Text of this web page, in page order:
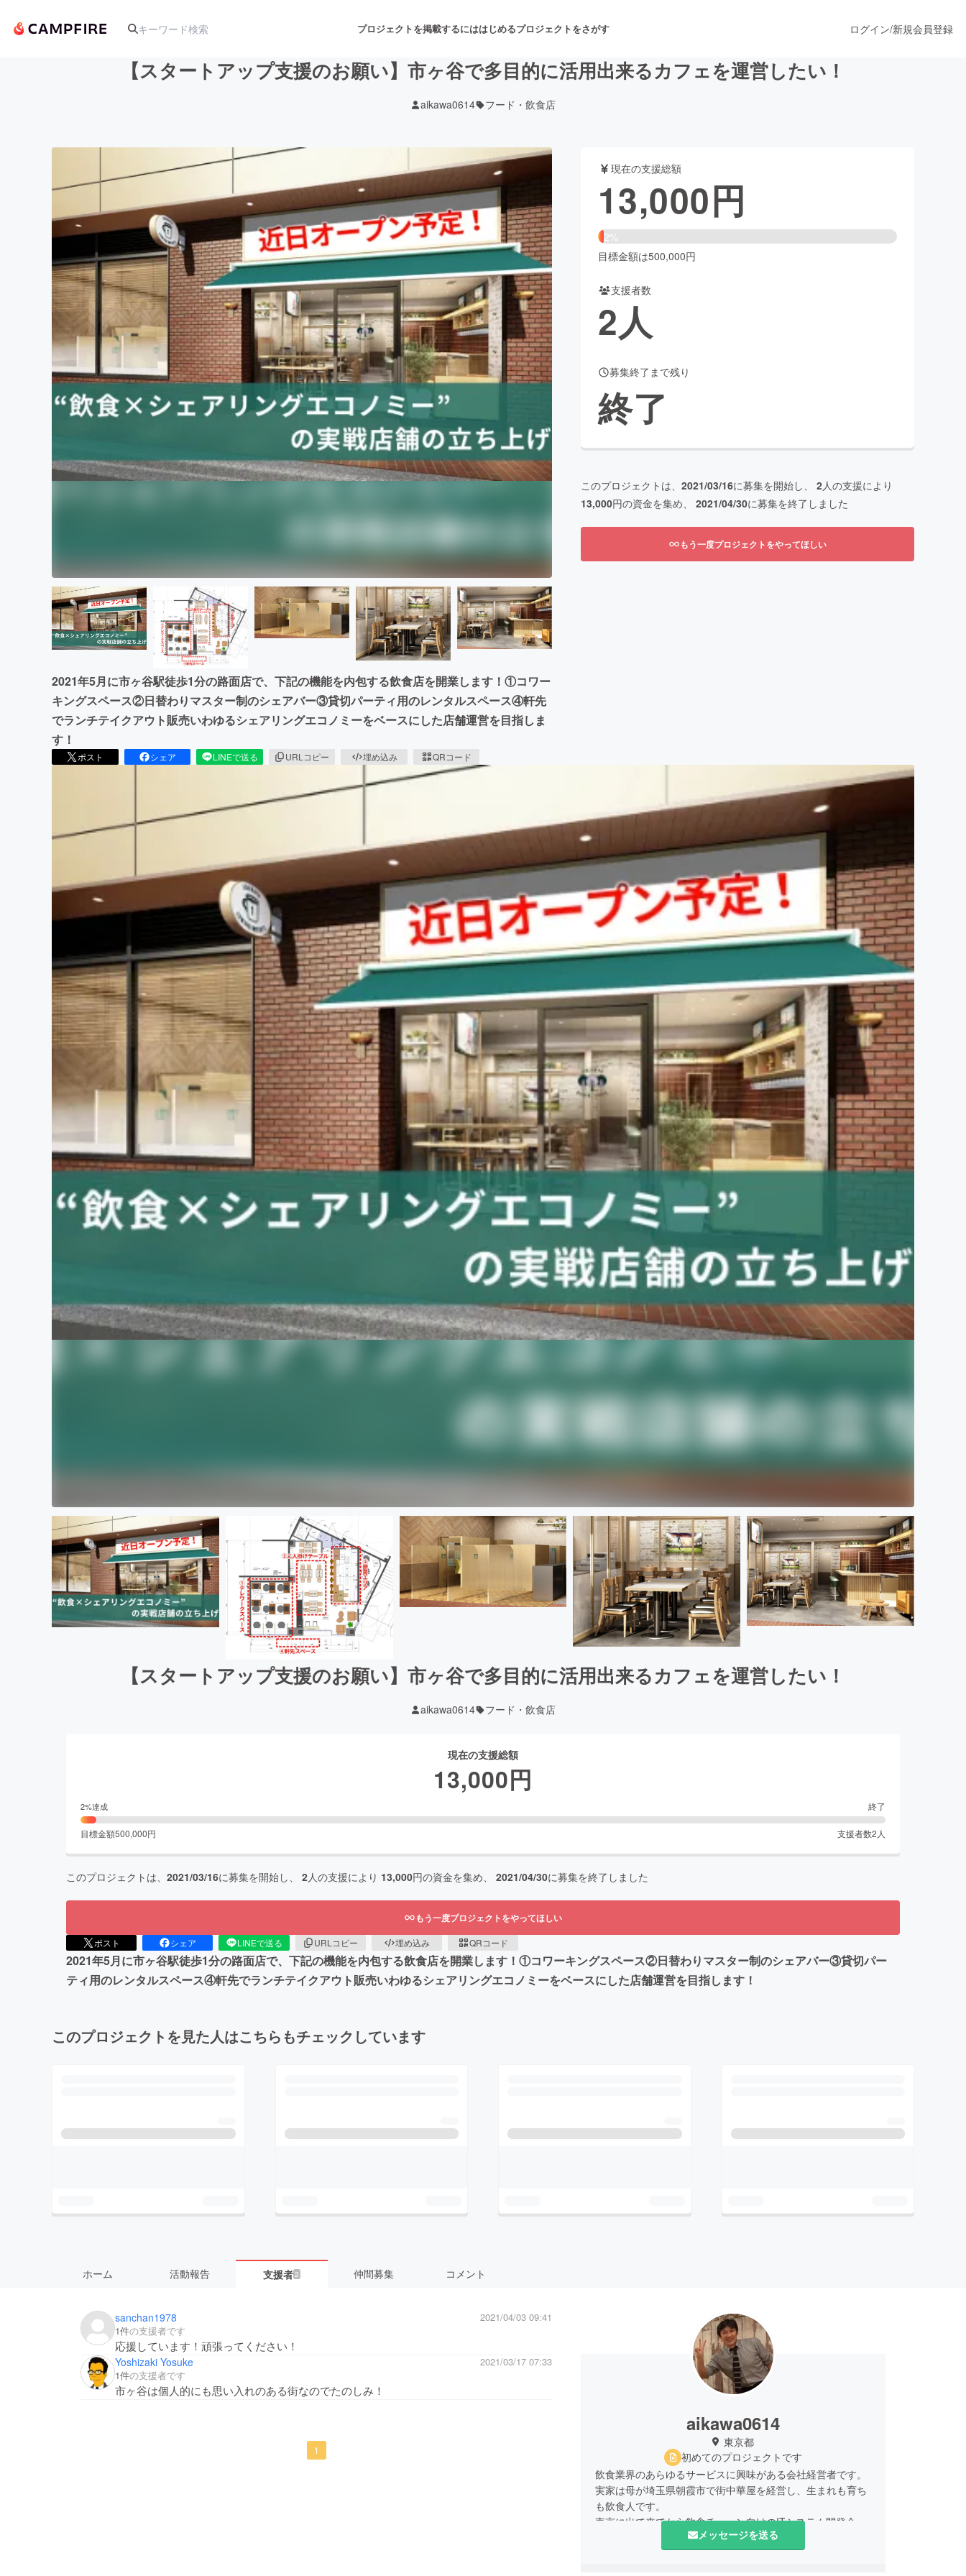
プロジェクトを掲載するにははじめるプロジェクトをさがす
アート・写真 音楽 舞台・パフォーマンス
テクノロジー・ガジェット ゲーム・サービス開発 フード・飲食店 ファッション
映像・映画 書籍・雑誌出版 アニメ・漫画
ビジネス・起業 チャレンジ ビューティー・ヘルスケア
まちづくり・地域活性化
CAMPFIRE for Social GoodCAMPFIRE Creation
CAMPFIREふるさと納税
ログイン/新規会員登録
【スタートアップ支援のお願い】市ヶ谷で多目的に活用出来るカフェを運営したい！
aikawa0614 フード・飲食店
2021年5月に市ヶ谷駅徒歩1分の路面店で、下記の機能を内包する飲食店を開業します！①コワー
キングスペース②日替わりマスター制のシェアバー③貸切パーティ用のレンタルスペース④軒先
でランチテイクアウト販売いわゆるシェアリングエコノミーをベースにした店舗運営を目指しま
す！
ポスト シェア LINEで送る URLコピー 埋め込み QRコード
現在の支援総額
13,000円
2%
目標金額は500,000円
支援者数
2人
募集終了まで残り
終了
このプロジェクトは、 2021/03/16に募集を開始し、 2人の支援により
13,000円の資金を集め、 2021/04/30に募集を終了しました
もう一度プロジェクトをやってほしい
【スタートアップ支援のお願い】市ヶ谷で多目的に活用出来るカフェを運営したい！
aikawa0614 フード・飲食店
現在の支援総額
13,000円
2%達成 終了
目標金額500,000円 支援者数2 人
このプロジェクトは、 2021/03/16に募集を開始し、 2人の支援により 13,000円の資金を集め、 2021/04/30に募集を終了しました
もう一度プロジェクトをやってほしい
ポスト シェア LINEで送る URLコピー 埋め込み QRコード
2021年5月に市ヶ谷駅徒歩1分の路面店で、下記の機能を内包する飲食店を開業します！①コワーキングスペース②日替わりマスター制のシェアバー③貸切パー
ティ用のレンタルスペース④軒先でランチテイクアウト販売いわゆるシェアリングエコノミーをベースにした店舗運営を目指します！
このプロジェクトを見た人はこちらもチェックしています
ホーム 活動報告 支援者2 仲間募集 コメント
sanchan1978
2021/04/03 09:41
1件の支援者です
応援しています！頑張ってください！
Yoshizaki Yosuke
2021/03/17 07:33
1件の支援者です
市ヶ谷は個人的にも思い入れのある街なのでたのしみ！
1
aikawa0614
東京都
初めてのプロジェクトです
飲食業界のあらゆるサービスに興味がある会社経営者です。
実家は母が埼玉県朝霞市で街中華屋を経営し、生まれも育ち
も飲食人です。
東京に出て来てから飲食チェーン向けのITシステム開発会社
を起業し現在に至ります。
自らもNew民家バーという飲食店を運営しています！
メッセージを送る